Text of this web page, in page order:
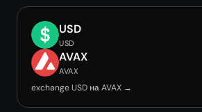
USD
USD
AVAX
AVAX
exchange USD на AVAX →